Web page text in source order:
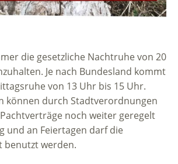
die gesetzliche Nachtruhe von 20
Je nach Bundesland kommt
von 13 Uhr bis 15 Uhr.
können durch Stadtverordnungen
noch weiter geregelt
und an Feiertagen darf die
benutzt werden.